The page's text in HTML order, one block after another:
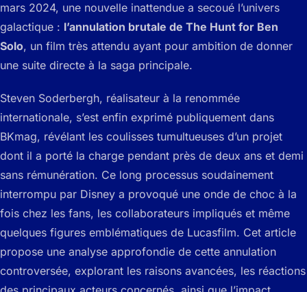
mars 2024, une nouvelle inattendue a secoué l’univers
galactique : l’annulation brutale de The Hunt for Ben
Solo, un film très attendu ayant pour ambition de donner
une suite directe à la saga principale.
Steven Soderbergh, réalisateur à la renommée
internationale, s’est enfin exprimé publiquement dans
BKmag, révélant les coulisses tumultueuses d’un projet
dont il a porté la charge pendant près de deux ans et demi
sans rémunération. Ce long processus soudainement
interrompu par Disney a provoqué une onde de choc à la
fois chez les fans, les collaborateurs impliqués et même
quelques figures emblématiques de Lucasfilm. Cet article
propose une analyse approfondie de cette annulation
controversée, explorant les raisons avancées, les réactions